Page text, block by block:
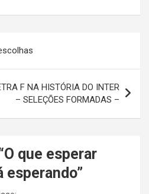
F NA HISTÓRIA DO INTER
– SELEÇÕES FORMADAS –
O que esperar
esperando”